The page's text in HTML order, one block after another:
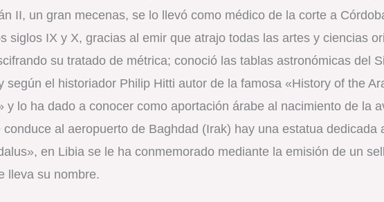
II, un gran mecenas, se lo llevó como médico de la corte a
siglos IX y X, gracias al emir que atrajo todas las artes y ciencias
su tratado de métrica; conoció las tablas astronómicas del
el historiador Philip Hitti autor de la famosa «History of the
lo ha dado a conocer como aportación árabe al nacimiento de la
al aeropuerto de Baghdad (Irak) hay una estatua dedicada
en Libia se le ha conmemorado mediante la emisión de un
lleva su nombre.